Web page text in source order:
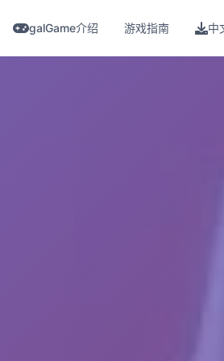
galGame介绍 游戏指南 中